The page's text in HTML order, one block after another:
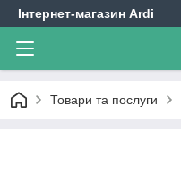
Інтернет-магазин Ardi
Товари та послуги